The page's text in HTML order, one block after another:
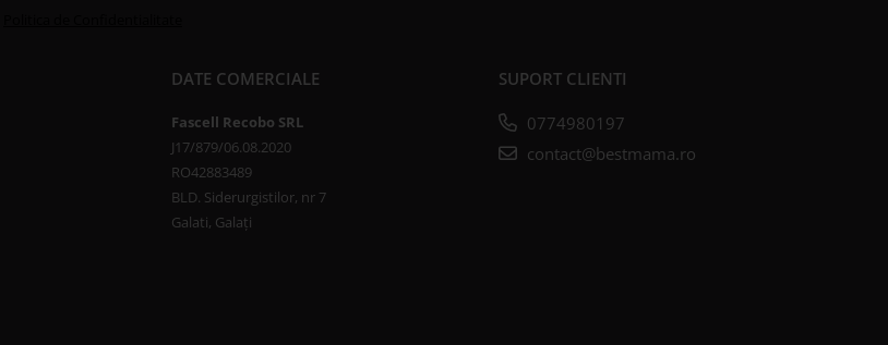
DATE COMERCIALE
Fascell Recobo SRL
J17/879/06.08.2020
RO42883489
BLD. Siderurgistilor, nr 7
Galati, Galați
SUPORT CLIENTI
0774980197
contact@bestmama.ro